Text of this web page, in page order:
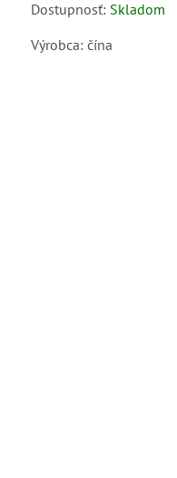
Dostupnosť: Skladom
Výrobca: čína